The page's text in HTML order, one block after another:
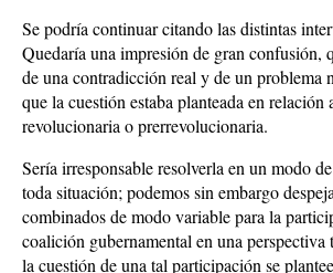
Se podría continuar citando las distintas
Quedaría una impresión de gran confusión,
de una contradicción real y de un problema
que la cuestión estaba planteada en relación
revolucionaria o prerrevolucionaria.
Sería irresponsable resolverla en un modo
toda situación; podemos sin embargo
combinados de modo variable para la
coalición gubernamental en una perspectiva
la cuestión de una tal participación se